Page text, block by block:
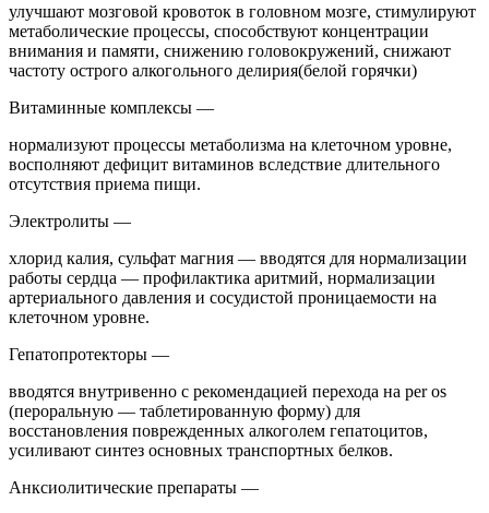
улучшают мозговой кровоток в головном мозге, стимулируют
метаболические процессы, способствуют концентрации
внимания и памяти, снижению головокружений, снижают
частоту острого алкогольного делирия(белой горячки)
Витаминные комплексы —
нормализуют процессы метаболизма на клеточном уровне,
восполняют дефицит витаминов вследствие длительного
отсутствия приема пищи.
Электролиты —
хлорид калия, сульфат магния — вводятся для нормализации
работы сердца — профилактика аритмий, нормализации
артериального давления и сосудистой проницаемости на
клеточном уровне.
Гепатопротекторы —
вводятся внутривенно с рекомендацией перехода на per os
(пероральную — таблетированную форму) для
восстановления поврежденных алкоголем гепатоцитов,
усиливают синтез основных транспортных белков.
Анксиолитические препараты —